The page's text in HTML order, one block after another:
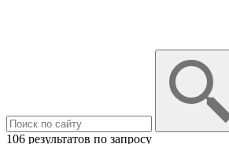
106 результатов по запросу